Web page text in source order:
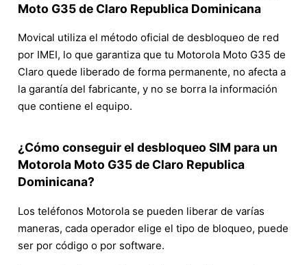
Moto G35 de Claro Republica Dominicana
Movical utiliza el método oficial de desbloqueo de red
por IMEI, lo que garantiza que tu Motorola Moto G35 de
Claro quede liberado de forma permanente, no afecta a
la garantía del fabricante, y no se borra la información
que contiene el equipo.
¿Cómo conseguir el desbloqueo SIM para un
Motorola Moto G35 de Claro Republica
Dominicana?
Los teléfonos Motorola se pueden liberar de varías
maneras, cada operador elige el tipo de bloqueo, puede
ser por código o por software.